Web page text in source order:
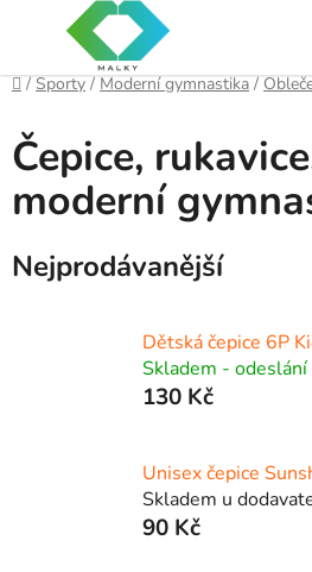
Domů
/ Sporty / Moderní gymnastika /
Čepice,
moderní
Nejprodávanější
Dětská čepice 6P
Skladem -
130 Kč
Unisex čepice
Skladem u
90 Kč